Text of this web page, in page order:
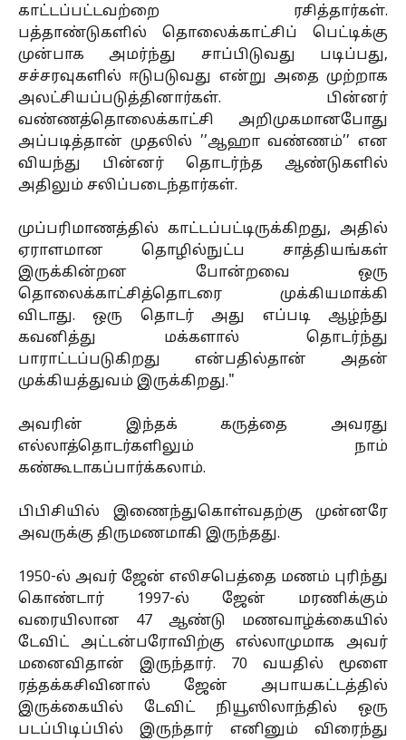
காட்டப்பட்டவற்றை ரசித்தார்கள்.
பத்தாண்டுகளில் தொலைக்காட்சிப் பெட்டிக்கு
முன்பாக அமர்ந்து சாப்பிடுவது படிப்பது,
சச்சரவுகளில் ஈடுபடுவது என்று அதை முற்றாக
அலட்சியப்படுத்தினார்கள். பின்னர்
வண்ணத்தொலைக்காட்சி அறிமுகமானபோது
அப்படித்தான் முதலில் ’’ஆஹா வண்ணம்’’ என
வியந்து பின்னர் தொடர்ந்த ஆண்டுகளில்
அதிலும் சலிப்படைந்தார்கள்.
முப்பரிமாணத்தில் காட்டப்பட்டிருக்கிறது, அதில்
ஏராளமான தொழில்நுட்ப சாத்தியங்கள்
இருக்கின்றன போன்றவை ஒரு
தொலைக்காட்சித்தொடரை முக்கியமாக்கி
விடாது. ஒரு தொடர் அது எப்படி ஆழ்ந்து
கவனித்து மக்களால் தொடர்ந்து
பாராட்டப்படுகிறது என்பதில்தான் அதன்
முக்கியத்துவம் இருக்கிறது."
அவரின் இந்தக் கருத்தை அவரது
எல்லாத்தொடர்களிலும் நாம்
கண்கூடாகப்பார்க்கலாம்.
பிபிசியில் இணைந்துகொள்வதற்கு முன்னரே
அவருக்கு திருமணமாகி இருந்தது.
1950-ல் அவர் ஜேன் எலிசபெத்தை மணம் புரிந்து
கொண்டார் 1997-ல் ஜேன் மரணிக்கும்
வரையிலான 47 ஆண்டு மணவாழ்க்கையில்
டேவிட் அட்டன்பரோவிற்கு எல்லாமுமாக அவர்
மனைவிதான் இருந்தார். 70 வயதில் மூளை
ரத்தக்கசிவினால் ஜேன் அபாயகட்டத்தில்
இருக்கையில் டேவிட் நியூஸிலாந்தில் ஒரு
படப்பிடிப்பில் இருந்தார் எனினும் விரைந்து